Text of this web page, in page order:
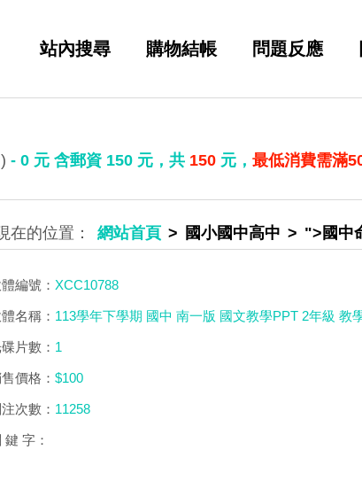
站內搜尋 購物結帳 問題反應
- 0 元 含郵資 150 元，共 150 元， 最低消費需滿
網站首頁 國小國中高中 ">國中
編號：XCC10788
名稱： 113學年下學期 國中 南一版 國文教學PPT 2年級 教
片數： 1
價格：$100
次數： 11258
鍵 字：